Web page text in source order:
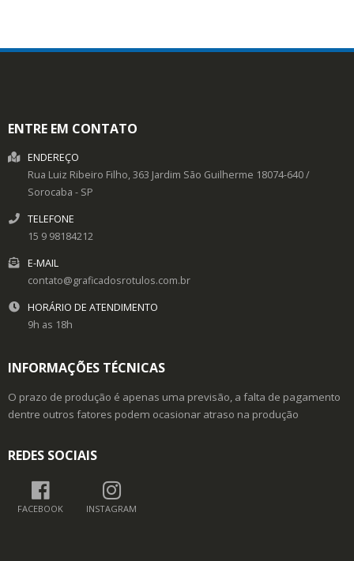
ENTRE EM CONTATO
ENDEREÇO
Rua Luiz Ribeiro Filho, 363 Jardim São Guilherme 18074-640/
Sorocaba - SP
TELEFONE
15 9 98184212
E-MAIL
contato@graficadosrotulos.com.br
HORÁRIO DE ATENDIMENTO
9h as 18h
INFORMAÇÕES TÉCNICAS
O prazo de produção é apenas uma previsão, a falta de pagamento
dentre outros fatores podem ocasionar atraso na produção
REDES SOCIAIS
FACEBOOK INSTAGRAM